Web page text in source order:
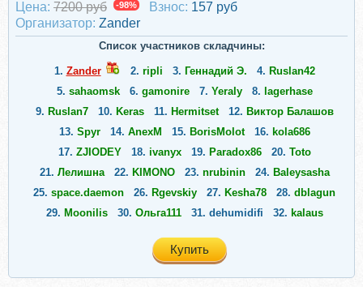
Цена: 7200 руб -98% Взнос: 157 руб
Организатор: Zander
Список участников складчины:
1. Zander 2. ripli 3. Геннадий Э. 4. Ruslan42
5. sahaomsk 6. gamonire 7. Yeraly 8. lagerhase
9. Ruslan7 10. Keras 11. Hermitset 12. Виктор Балашов
13. Spyr 14. AnexM 15. BorisMolot 16. kola686
17. ZJIODEY 18. ivanyx 19. Paradox86 20. Toto
21. Лелишна 22. KIMONO 23. nrubinin 24. Baleysasha
25. space.daemon 26. Rgevskiy 27. Kesha78 28. dblagun
29. Moonilis 30. Ольга111 31. dehumidifi 32. kalaus
idsmokedried 38.
Купить